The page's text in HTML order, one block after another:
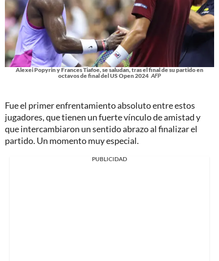
Alexei Popyrin y Frances Tiafoe, se saludan, tras el final de su partido en
octavos de final del US Open 2024 AFP
Fue el primer enfrentamiento absoluto entre estos
jugadores, que tienen un fuerte vínculo de amistad y
que intercambiaron un sentido abrazo al finalizar el
partido. Un momento muy especial.
PUBLICIDAD